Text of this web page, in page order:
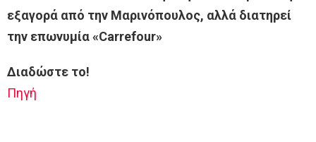
εξαγορά από την Μαρινόπουλος, αλλά διατηρεί
την επωνυμία «Carrefour»
Διαδώστε το!
Πηγή